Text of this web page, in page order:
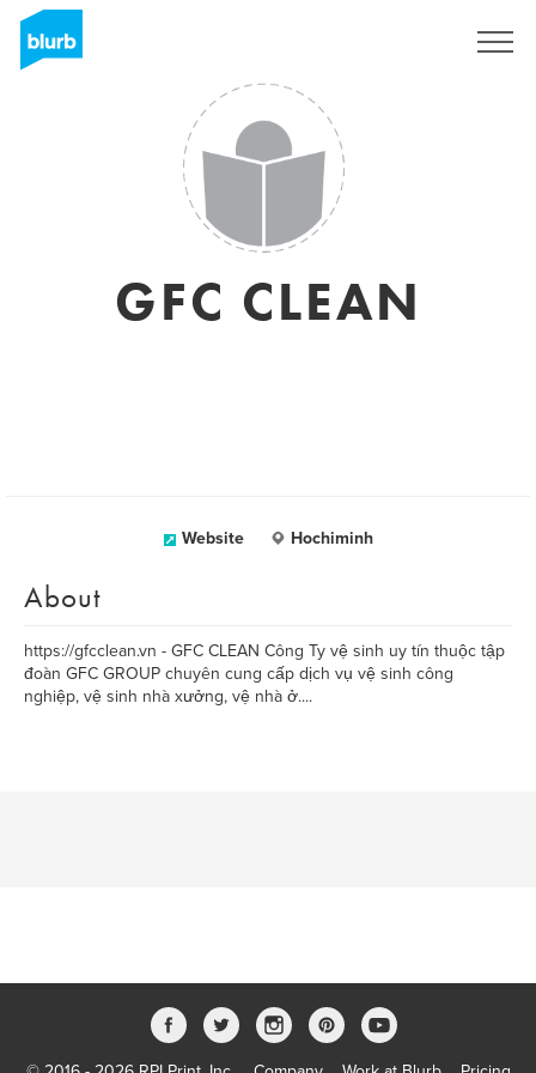
GFC CLEAN
Website Hochiminh
About
https://gfcclean.vn - GFC CLEAN Công Ty vệ sinh uy tín thuộc tập
đoàn GFC GROUP chuyên cung cấp dịch vụ vệ sinh công
nghiệp, vệ sinh nhà xưởng, vệ nhà ở....